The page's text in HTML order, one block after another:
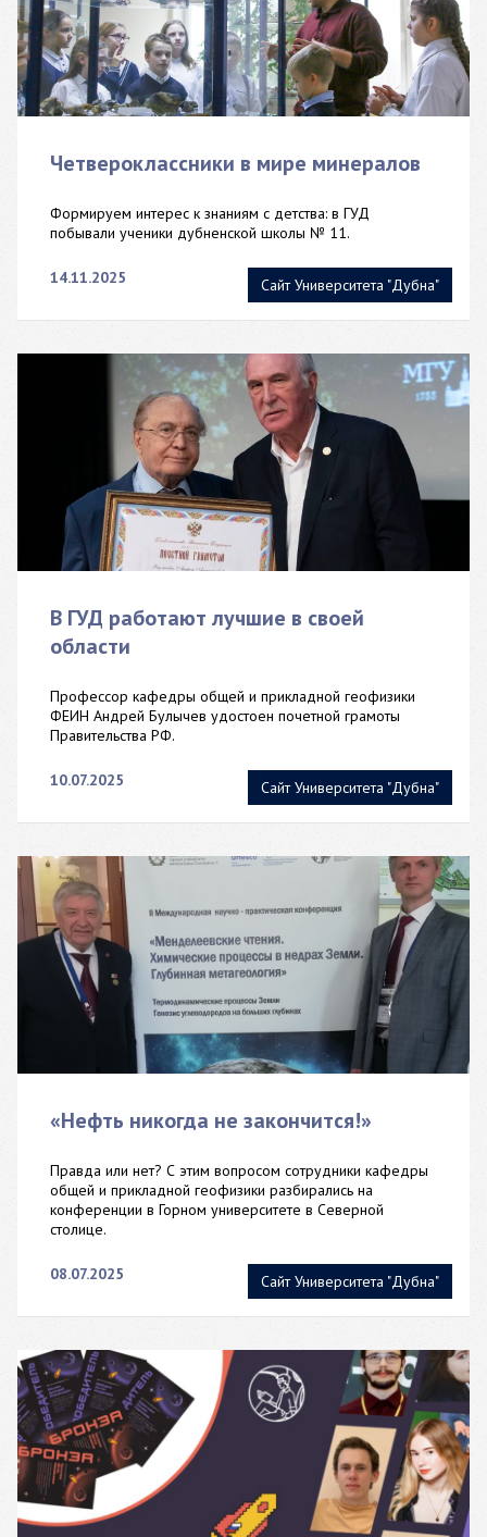
Сайт Университета "Дубна"
Четвероклассники в мире минералов
Формируем интерес к знаниям с детства: в ГУД
побывали ученики дубненской школы № 11.
14.11.2025
Сайт Университета "Дубна"
В ГУД работают лучшие в своей
области
Профессор кафедры общей и прикладной геофизики
ФЕИН Андрей Булычев удостоен почетной грамоты
Правительства РФ.
10.07.2025
Сайт Университета "Дубна"
«Нефть никогда не закончится!»
Правда или нет? С этим вопросом сотрудники кафедры
общей и прикладной геофизики разбирались на
конференции в Горном университете в Северной
столице.
08.07.2025